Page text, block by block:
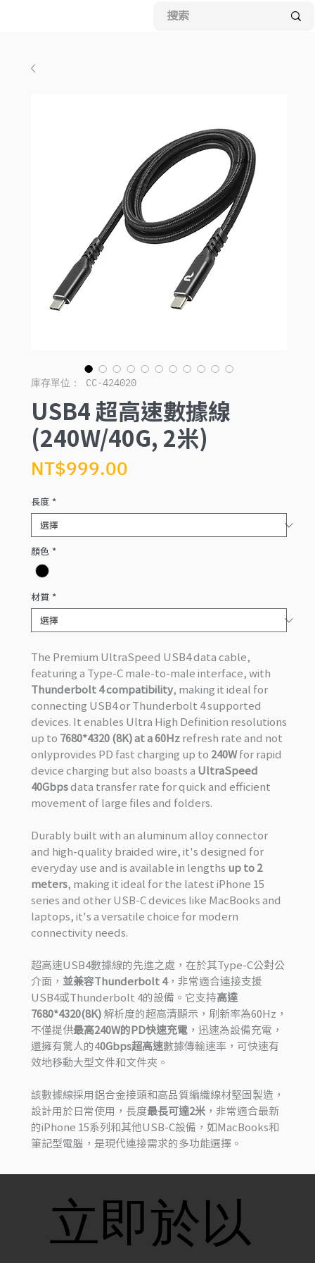
庫存單位： CC-424020
USB4 超高速數據線
(240W/40G, 2米)
NT$999.00
長度 *
顏色 *
材質 *
The Premium UltraSpeed USB4 data cable,
featuring a Type-C male-to-male interface, with
Thunderbolt 4 compatibility, making it ideal for
connecting USB4 or Thunderbolt 4 supported
devices. It enables Ultra High Definition resolutions
up to 7680*4320 (8K) at a 60Hzrefresh rate and not
onlyprovides PD fast charging up to 240Wfor rapid
device charging but also boasts a UltraSpeed
40Gbpsdata transfer rate for quick and efficient
movement of large files and folders.
Durably built with an aluminum alloy connector
and high-quality braided wire, it's designed for
everyday use and is available in lengths up to 2
meters, making it ideal for the latest iPhone 15
series and other USB-C devices like MacBooks and
laptops, it's a versatile choice for modern
connectivity needs.
超高速USB4數據線的先進之處，在於其Type-C公對公
介面， 並兼容Thunderbolt 4，非常適合連接支援
USB4或Thunderbolt 4的設備。它支持高達
7680*4320(8K)解析度的超高清顯示，刷新率為60Hz，
不僅提供最高240W的PD快速充電 ，迅速為設備充電，
還擁有驚人的40Gbps超高速數據傳輸速率，可快速有
效地移動大型文件和文件夾。
該數據線採用鋁合金接頭和高品質編織線材堅固製造，
設計用於日常使用，長度最長可達2米 ，非常適合最新
的iPhone 15系列和其他USB-C設備，如MacBooks和
筆記型電腦，是現代連接需求的多功能選擇。
立即於以